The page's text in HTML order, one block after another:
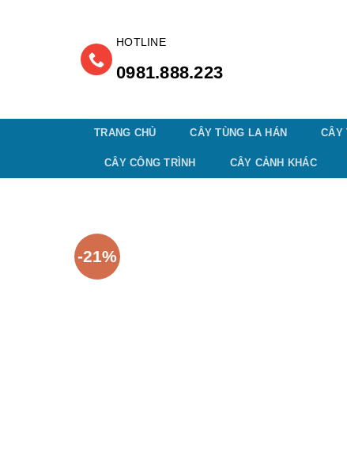
0981.888.223
TRANG CHỦ CÂY TÙNG LA HÁN CÂY
CÂY CÔNG TRÌNH CÂY CẢNH KHÁC
-21%